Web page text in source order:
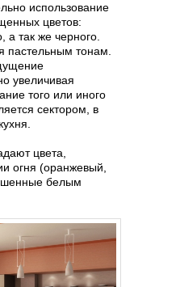
использование
цветов:
а так же черного.
пастельным тонам.
увеличивая
того или иного
сектором, в
цвета,
огня (оранжевый,
белым